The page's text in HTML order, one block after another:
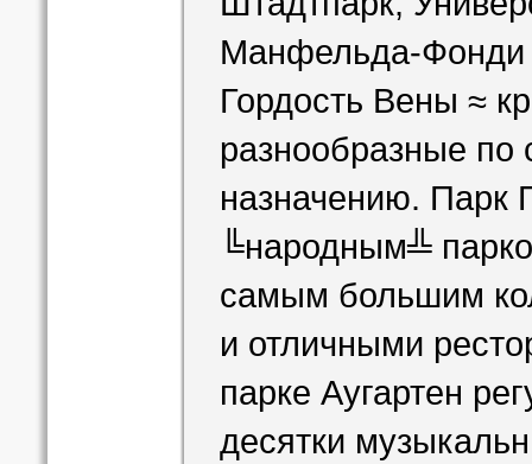
Манфельда-Фонди
Гордость Вены ≈
разнообразные по
назначению. Парк
╚народным╩
самым большим
и отличными
парке Аугартен
десятки